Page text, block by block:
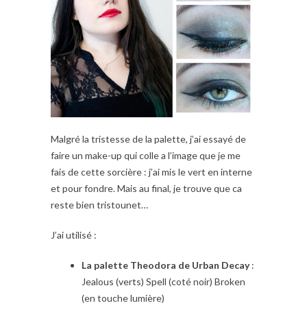
Malgré la tristesse de la palette, j’ai essayé de
faire un make-up qui colle a l’image que je me
fais de cette sorcière : j’ai mis le vert en interne
et pour fondre. Mais au final, je trouve que ca
reste bien tristounet…
J’ai utilisé :
La palette Theodora de Urban Decay:
Jealous (verts) Spell (coté noir) Broken
(en touche lumière)